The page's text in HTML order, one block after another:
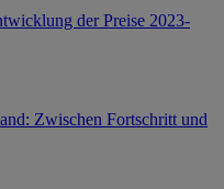
der Preise 2023-
Zwischen Fortschritt und